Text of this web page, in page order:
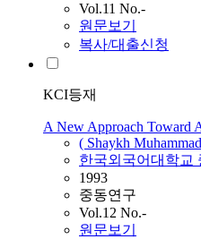
Vol.11 No.-
원문보기
복사/대출신청
KCI등재
A New Approach Toward
( Shaykh
한국외국어대학교
1993
중동연구
Vol.12 No.-
원문보기